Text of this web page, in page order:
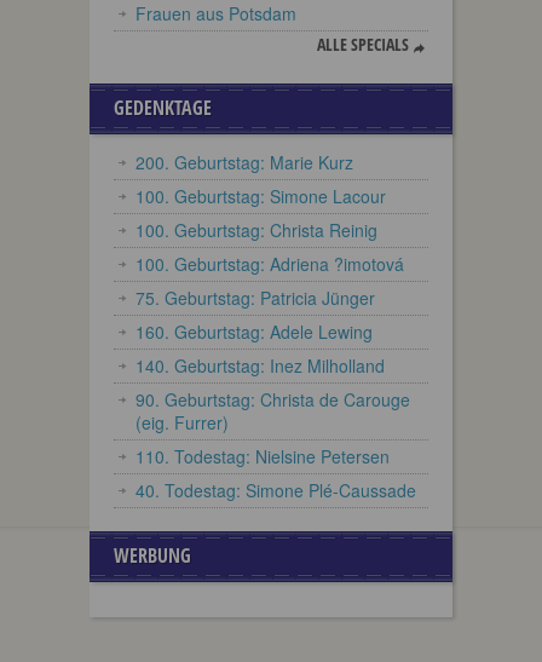
Frauen aus Potsdam
ALLE SPECIALS
GEDENKTAGE
200. Geburtstag: Marie Kurz
100. Geburtstag: Simone Lacour
100. Geburtstag: Christa Reinig
100. Geburtstag: Adriena ?imotová
75. Geburtstag: Patricia Jünger
160. Geburtstag: Adele Lewing
140. Geburtstag: Inez Milholland
90. Geburtstag: Christa de Carouge
(eig. Furrer)
110. Todestag: Nielsine Petersen
40. Todestag: Simone Plé-Caussade
WERBUNG